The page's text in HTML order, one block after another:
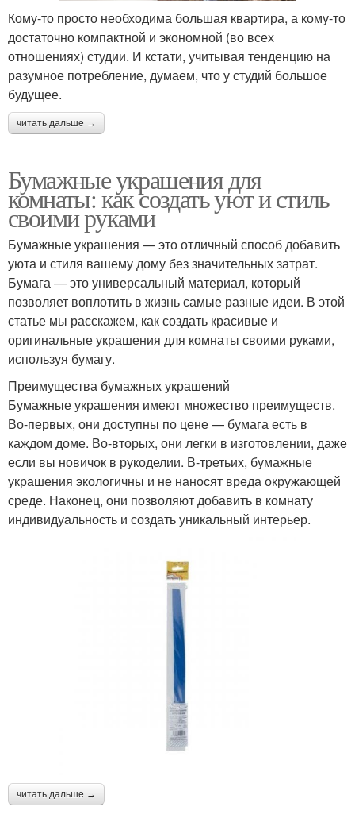
Кому-то просто необходима большая квартира, а кому-то
достаточно компактной и экономной (во всех
отношениях) студии. И кстати, учитывая тенденцию на
разумное потребление, думаем, что у студий большое
будущее.
читать дальше →
Бумажные украшения для
комнаты: как создать уют и стиль
своими руками
Бумажные украшения — это отличный способ добавить
уюта и стиля вашему дому без значительных затрат.
Бумага — это универсальный материал, который
позволяет воплотить в жизнь самые разные идеи. В этой
статье мы расскажем, как создать красивые и
оригинальные украшения для комнаты своими руками,
используя бумагу.
Преимущества бумажных украшений
Бумажные украшения имеют множество преимуществ.
Во-первых, они доступны по цене — бумага есть в
каждом доме. Во-вторых, они легки в изготовлении, даже
если вы новичок в рукоделии. В-третьих, бумажные
украшения экологичны и не наносят вреда окружающей
среде. Наконец, они позволяют добавить в комнату
индивидуальность и создать уникальный интерьер.
читать дальше →